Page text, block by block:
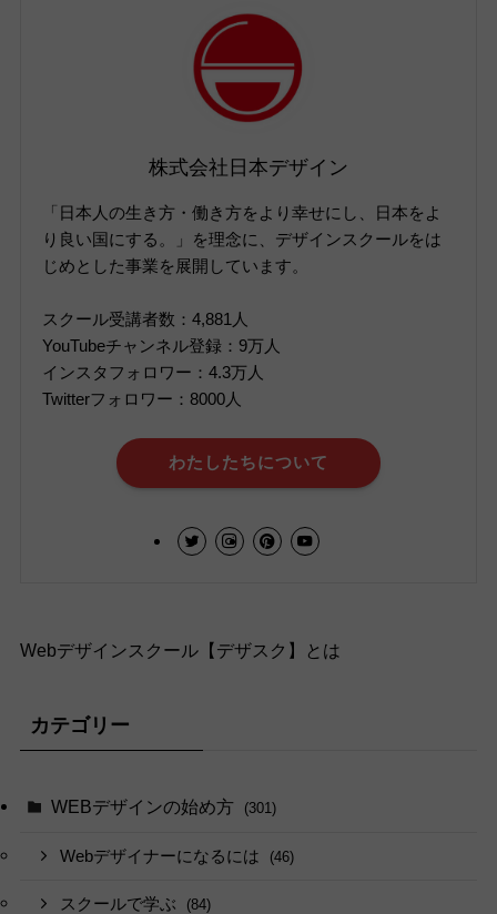
株式会社日本デザイン
「日本人の生き方・働き方をより幸せにし、日本をよ
り良い国にする。」を理念に、デザインスクールをは
じめとした事業を展開しています。
スクール受講者数：4,881人
YouTubeチャンネル登録：9万人
インスタフォロワー：4.3万人
Twitterフォロワー：8000人
わたしたちについて
Webデザインスクール【デザスク】とは
カテゴリー
WEBデザインの始め方 (301)
Webデザイナーになるには (46)
スクールで学ぶ (84)